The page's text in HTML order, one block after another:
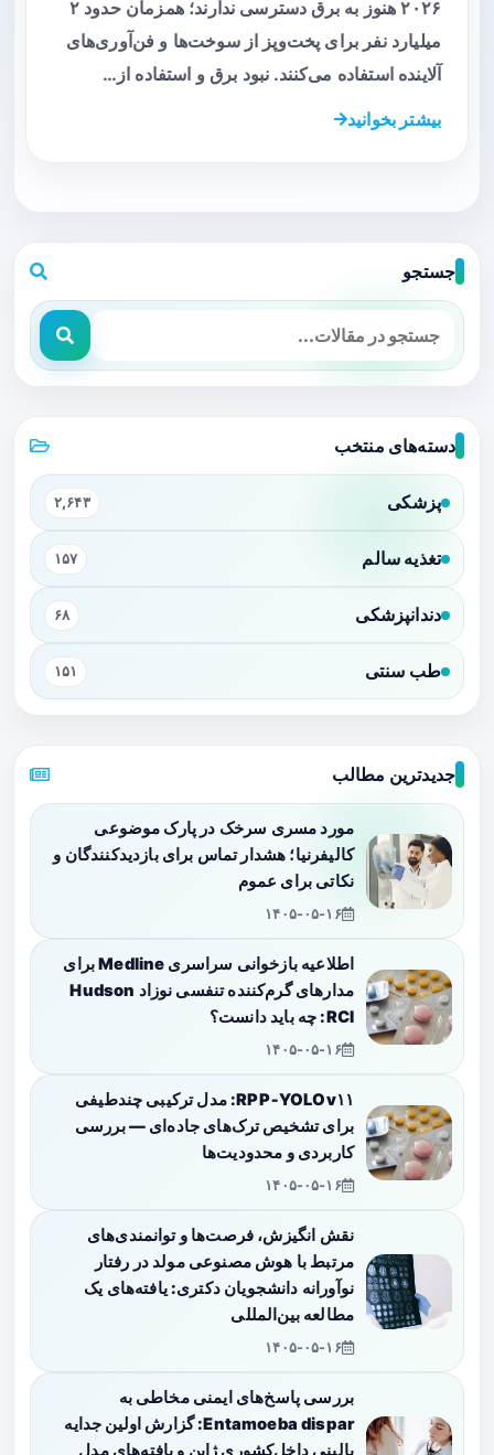
۲۰۲۶ هنوز به برق دسترسی ندارند؛ همزمان حدود ۲
میلیارد نفر برای پخت‌وپز از سوخت‌ها و فن‌آوری‌های
آلاینده استفاده می‌کنند. نبود برق و استفاده از…
بیشتر بخوانید
جستجو
دسته‌های منتخب
پزشکی ۲,۶۴۳
تغذیه سالم ۱۵۷
دندانپزشکی ۶۸
طب سنتی ۱۵۱
جدیدترین مطالب
مورد مسری سرخک در پارک موضوعی
کالیفرنیا؛ هشدار تماس برای بازدیدکنندگان و
نکاتی برای عموم
۱۴۰۵-۰۵-۱۶
اطلاعیه بازخوانی سراسری Medline برای
مدارهای گرم‌کننده تنفسی نوزاد Hudson
RCI: چه باید دانست؟
۱۴۰۵-۰۵-۱۶
RPP‑YOLOv۱۱: مدل ترکیبی چندطیفی
برای تشخیص ترک‌های جاده‌ای — بررسی
کاربردی و محدودیت‌ها
۱۴۰۵-۰۵-۱۶
نقش انگیزش، فرصت‌ها و توانمندی‌های
مرتبط با هوش مصنوعی مولد در رفتار
نوآورانه دانشجویان دکتری: یافته‌های یک
مطالعه بین‌المللی
۱۴۰۵-۰۵-۱۶
بررسی پاسخ‌های ایمنی مخاطی به
Entamoeba dispar: گزارش اولین جدایه